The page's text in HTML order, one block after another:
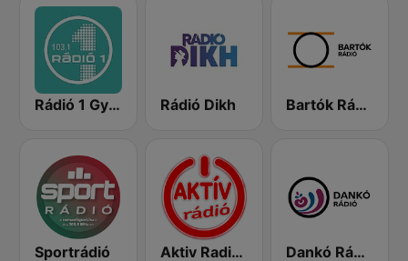
Rádió 1 Győr Rádió Dikh Bartók Rádió
Sportrádió Aktiv Radio 92.2 FM Dankó Rádió